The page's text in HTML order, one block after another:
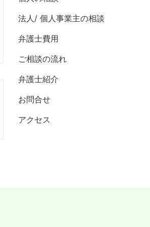
法人/ 個人事業主の相談
弁護士費用
ご相談の流れ
弁護士紹介
お問合せ
アクセス